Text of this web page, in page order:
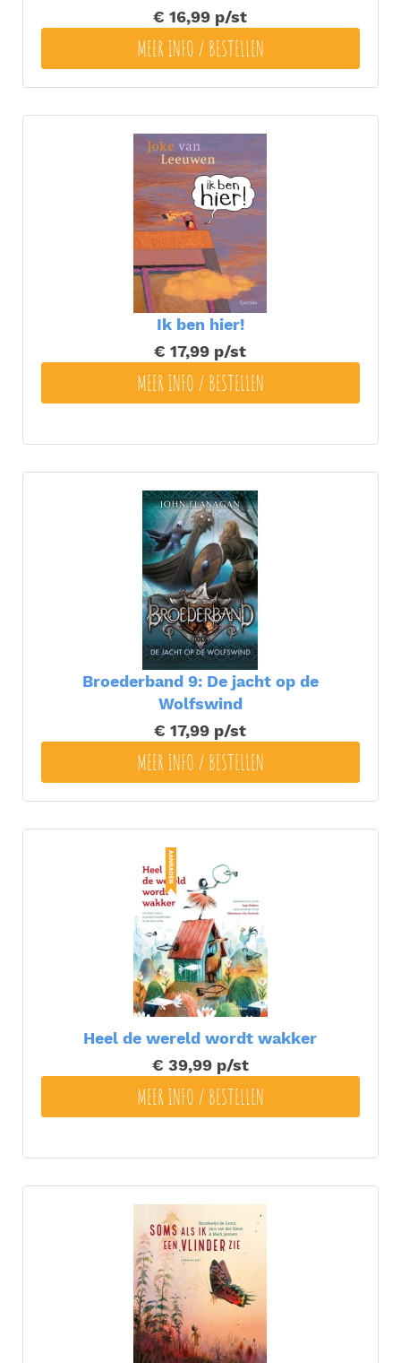
€ 16,99 p/st
MEER INFO / BESTELLEN
Ik ben hier!
€ 17,99 p/st
MEER INFO / BESTELLEN
Broederband 9: De jacht op de
Wolfswind
€ 17,99 p/st
MEER INFO / BESTELLEN
Heel de wereld wordt wakker
€ 39,99 p/st
MEER INFO / BESTELLEN